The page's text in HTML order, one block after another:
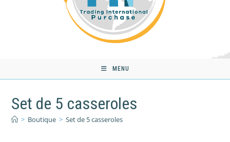
MENU
Set de 5 casseroles
> Boutique > Set de 5 casseroles